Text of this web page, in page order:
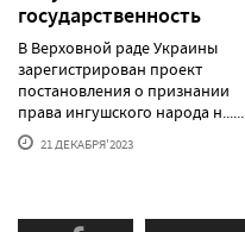
государственность
В Верховной раде Украины
зарегистрирован проект
постановления о признании
права ингушского народа н......
21 ДЕКАБРЯ'2023